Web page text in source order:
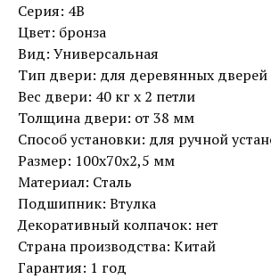
Серия: 4B
Цвет: бронза
Вид: Универсальная
Тип двери: для деревянных дверей
Вес двери: 40 кг х 2 петли
Толщина двери: от 38 мм
Способ установки: для ручной
Размер: 100x70x2,5 мм
Материал: Сталь
Подшипник: Втулка
Декоративный колпачок: нет
Страна производства: Китай
Гарантия: 1 год